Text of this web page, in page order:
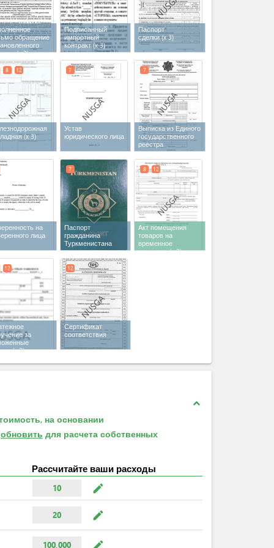
обращение
(x 3)
Подписанный
импортный
контракт(x 3)
Паспорт
сделки(x 3)
(x 3)
8 12
Устав
юридического лица
7
Выписка из Единого
государственного
реестра
юридических лиц
Туркменистана
7
на
лица
Паспорт
гражданина
Туркменистана
7
Акт помещения
товаров на
временное
хранение(x 2)
8 12
за
(x 2)
12
Сертификат
соответствия
12
expand_less
на основании
обновить для расчета собственных
Рассчитайте ваши расходы
10 mode_edit
20 mode_edit
100,000 mode_edit